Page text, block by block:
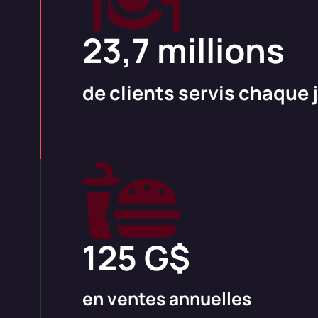
23,7 millions
de clients servis chaque
125 G$
en ventes annuelles